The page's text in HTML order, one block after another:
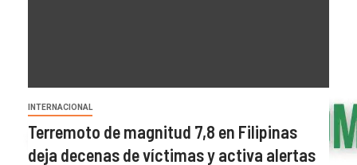
INTERNACIONAL
Terremoto de magnitud 7,8 en Filipinas
deja decenas de víctimas y activa alertas